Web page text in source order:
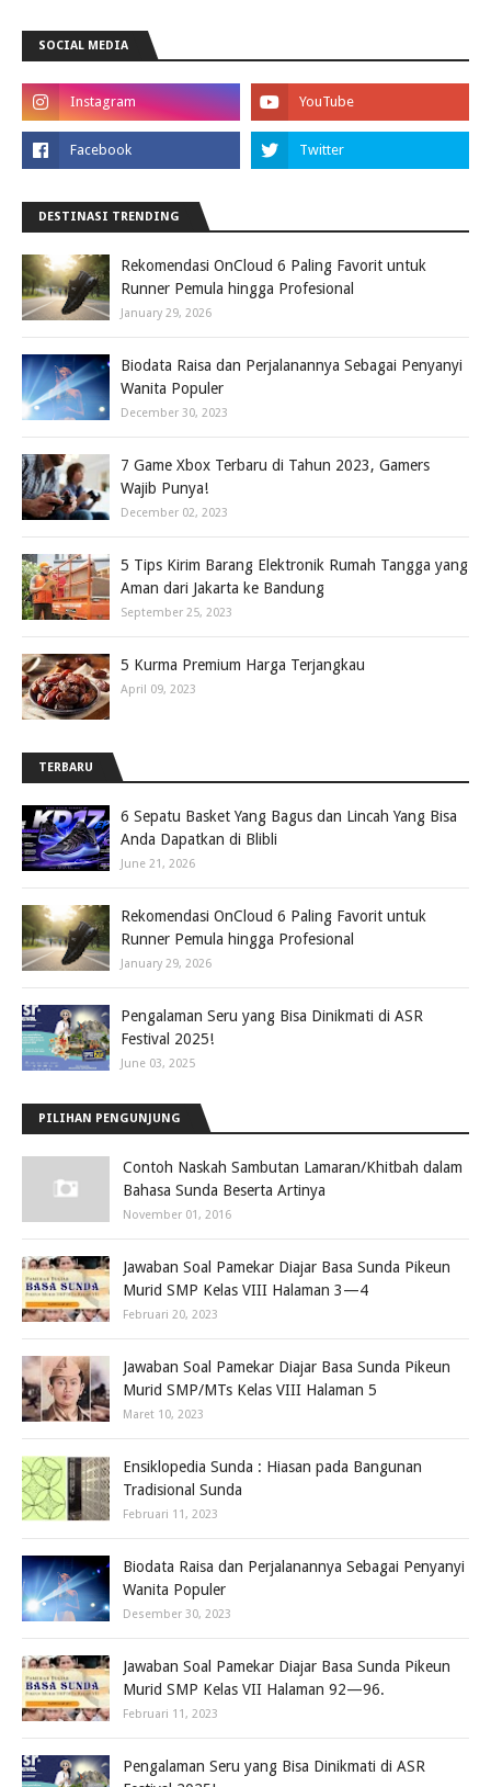
SOCIAL MEDIA
DESTINASI TRENDING
Rekomendasi OnCloud 6 Paling Favorit untuk
Runner Pemula hingga Profesional
January 29, 2026
Biodata Raisa dan Perjalanannya Sebagai Penyanyi
Wanita Populer
December 30, 2023
7 Game Xbox Terbaru di Tahun 2023, Gamers
Wajib Punya!
December 02, 2023
5 Tips Kirim Barang Elektronik Rumah Tangga yang
Aman dari Jakarta ke Bandung
September 25, 2023
5 Kurma Premium Harga Terjangkau
April 09, 2023
TERBARU
6 Sepatu Basket Yang Bagus dan Lincah Yang Bisa
Anda Dapatkan di Blibli
June 21, 2026
Rekomendasi OnCloud 6 Paling Favorit untuk
Runner Pemula hingga Profesional
January 29, 2026
Pengalaman Seru yang Bisa Dinikmati di ASR
Festival 2025!
June 03, 2025
PILIHAN PENGUNJUNG
Contoh Naskah Sambutan Lamaran/Khitbah dalam
Bahasa Sunda Beserta Artinya
November 01, 2016
Jawaban Soal Pamekar Diajar Basa Sunda Pikeun
Murid SMP Kelas VIII Halaman 3—4
Februari 20, 2023
Jawaban Soal Pamekar Diajar Basa Sunda Pikeun
Murid SMP/MTs Kelas VIII Halaman 5
Maret 10, 2023
Ensiklopedia Sunda : Hiasan pada Bangunan
Tradisional Sunda
Februari 11, 2023
Biodata Raisa dan Perjalanannya Sebagai Penyanyi
Wanita Populer
Desember 30, 2023
Jawaban Soal Pamekar Diajar Basa Sunda Pikeun
Murid SMP Kelas VII Halaman 92—96.
Februari 11, 2023
Pengalaman Seru yang Bisa Dinikmati di ASR